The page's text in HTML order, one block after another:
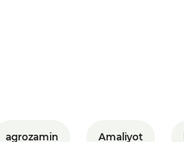
agrozamin Amaliyot